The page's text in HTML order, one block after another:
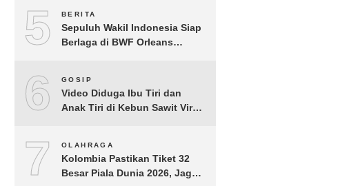
5 BERITA
Sepuluh Wakil Indonesia Siap
Berlaga di BWF Orleans
6 GOSIP
Video Diduga Ibu Tiri dan
Anak Tiri di Kebun Sawit Viral,
7 OLAHRAGA
Kolombia Pastikan Tiket 32
Besar Piala Dunia 2026, Jaga